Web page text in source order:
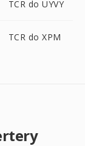
TCR do UYVY
TCR do XPM